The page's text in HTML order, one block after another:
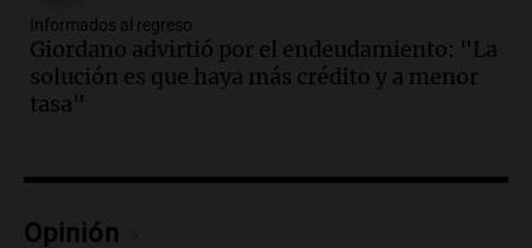
Audio.Una nutricionista derribó el mito
del desayuno ideal: qué alimentos
conviene priorizar
Informados al regreso
Giordano advirtió por el endeudamiento: "La
solución es que haya más crédito y a menor
tasa"
Opinión